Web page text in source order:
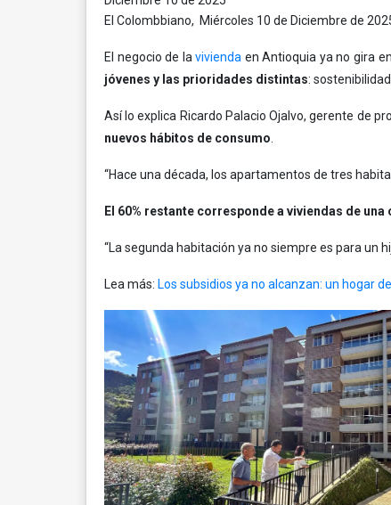
El Colombbiano, Miércoles 10 de Diciembre de
El negocio de lavivienda en Antioquia ya no gira
jóvenes y las prioridades distintas:
Así lo explica Ricardo Palacio Ojalvo, gerente de
nuevos hábitos de consumo
“Hace una década, los apartamentos de tres
El 60% restante corresponde a viviendas de
“La segunda habitación ya no siempre es para un
Lea más: Los subsidios ya no alcanzan: un hogar